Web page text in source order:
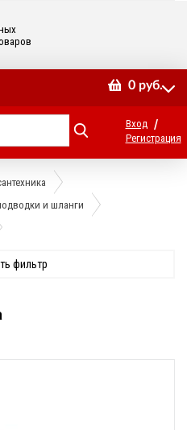
0 руб.
Вход /
Регистрация
и шланги
фильтр